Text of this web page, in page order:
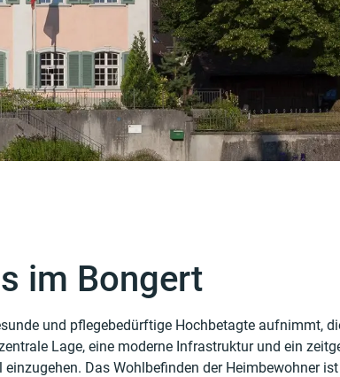
im Bongert
und pflegebedürftige Hochbetagte auf­nimmt,
Lage, eine mo­derne Infrastruk­tur und ein
Das Wohlbefinden der Heimbewohner